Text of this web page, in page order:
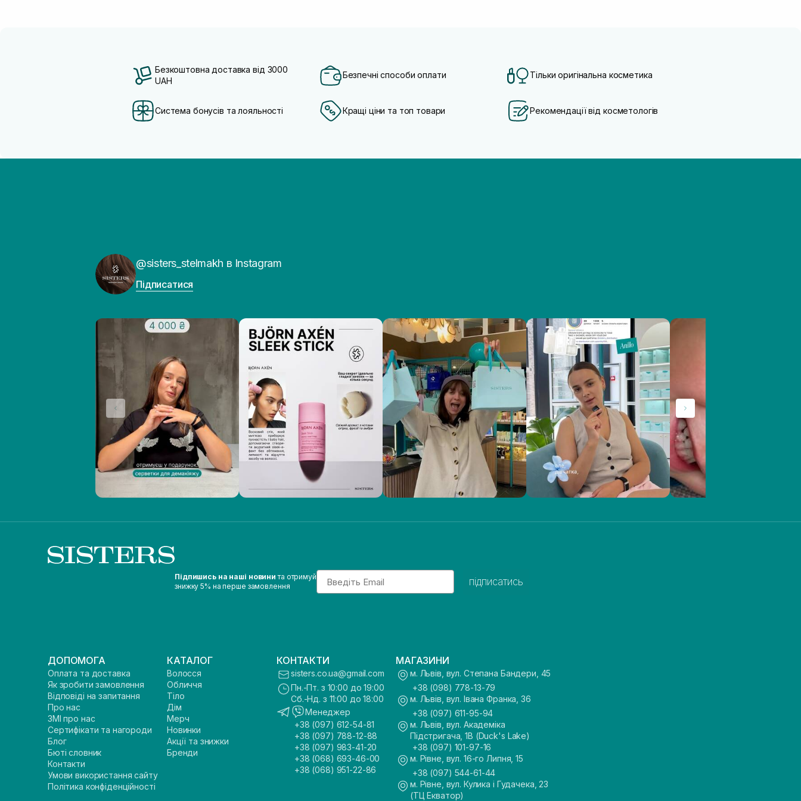
Безкоштовна доставка від 3000
UAH
Безпечні способи оплати Тільки оригінальна косметика
Система бонусів та лояльності Кращі ціни та топ товари Рекомендації від косметологів
@sisters_stelmakh в Instagram
Підписатися
Підпишись на наші новини та отримуй
знижку 5% на перше замовлення
Email
підписатись
ДОПОМОГА
Оплата та доставка
Як зробити замовлення
Відповіді на запитання
Про нас
ЗМІ про нас
Сертифікати та нагороди
Блог
Бюті словник
Контакти
Умови використання сайту
Політика конфіденційності
КАТАЛОГ
Волосся
Обличчя
Тіло
Дім
Мерч
Новинки
Акції та знижки
Бренди
КОНТАКТИ
sisters.co.ua@gmail.com
Пн.-Пт. з 10:00 до 19:00
Сб.-Нд. з 11:00 до 18:00
Менеджер
+38 (097) 612-54-81
+38 (097) 788-12-88
+38 (097) 983-41-20
+38 (068) 693-46-00
+38 (068) 951-22-86
МАГАЗИНИ
м. Львів, вул. Степана Бандери, 45
+38 (098) 778-13-79
м. Львів, вул. Івана Франка, 36
+38 (097) 611-95-94
м. Львів, вул. Академіка
Підстригача, 1В (Duck's Lake)
+38 (097) 101-97-16
м. Рівне, вул. 16-го Липня, 15
+38 (097) 544-61-44
м. Рівне, вул. Кулика і Гудачека, 23
(ТЦ Екватор)